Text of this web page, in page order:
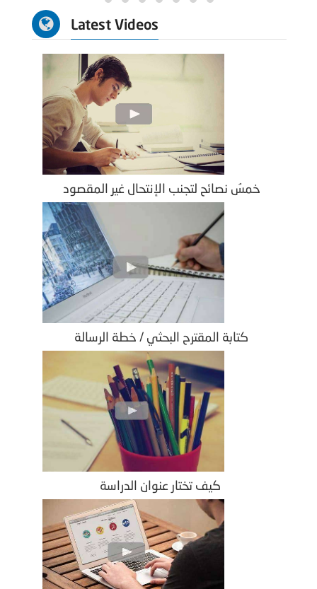
Latest Videos
خمسُ نصائح لتجنب الإنتحال غير المقصود
كتابة المقترح البحثي / خطة الرسالة
كيف تختار عنوان الدراسة